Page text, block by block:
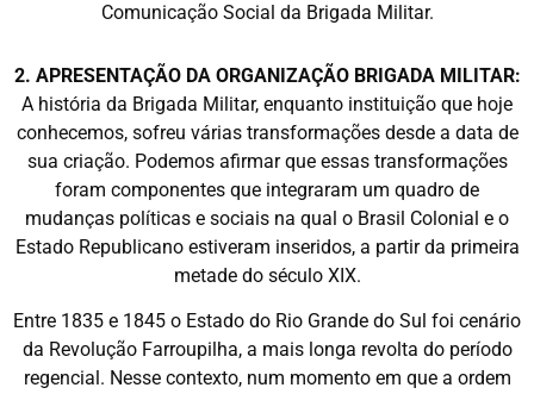
Comunicação Social da Brigada Militar.
2. APRESENTAÇÃO DA ORGANIZAÇÃO BRIGADA MILITAR:
A história da Brigada Militar, enquanto instituição que hoje
conhecemos, sofreu várias transformações desde a data de
sua criação. Podemos afirmar que essas transformações
foram componentes que integraram um quadro de
mudanças políticas e sociais na qual o Brasil Colonial e o
Estado Republicano estiveram inseridos, a partir da primeira
metade do século XIX.
Entre 1835 e 1845 o Estado do Rio Grande do Sul foi cenário
da Revolução Farroupilha, a mais longa revolta do período
regencial. Nesse contexto, num momento em que a ordem